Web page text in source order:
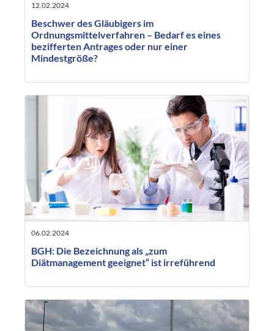
12.02.2024
Beschwer des Gläubigers im
Ordnungsmittelverfahren – Bedarf es eines
bezifferten Antrages oder nur einer
Mindestgröße?
06.02.2024
BGH: Die Bezeichnung als „zum
Diätmanagement geeignet“ ist irreführend